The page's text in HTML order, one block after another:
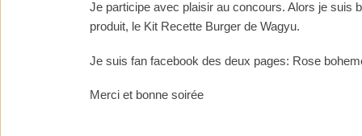
Je participe avec plaisir au concours. Alors je suis
produit, le Kit Recette Burger de Wagyu.
Je suis fan facebook des deux pages: Rose
Merci et bonne soirée